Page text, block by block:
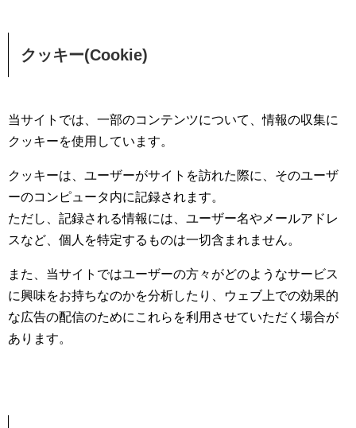
クッキー(Cookie)
当サイトでは、一部のコンテンツについて、情報の収集に
クッキーを使用しています。
クッキーは、ユーザーがサイトを訪れた際に、そのユーザ
ーのコンピュータ内に記録されます。
ただし、記録される情報には、ユーザー名やメールアドレ
スなど、個人を特定するものは一切含まれません。
また、当サイトではユーザーの方々がどのようなサービス
に興味をお持ちなのかを分析したり、ウェブ上での効果的
な広告の配信のためにこれらを利用させていただく場合が
あります。